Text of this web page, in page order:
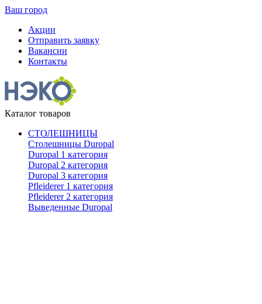
Ваш город
Акции
Отправить заявку
Вакансии
Контакты
Каталог товаров
СТОЛЕШНИЦЫ
Столешницы Duropal
Duropal 1 категория
Duropal 2 категория
Duropal 3 категория
Pfleiderer 1 категория
Pfleiderer 2 категория
Выведенные Duropal